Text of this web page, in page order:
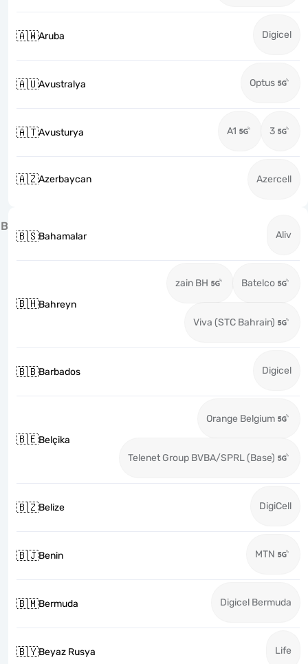
🇦🇼Aruba Digicel
🇦🇺Avustralya Optus
🇦🇹Avusturya A1 3
🇦🇿Azerbaycan Azercell
B
🇧🇸Bahamalar Aliv
🇧🇭Bahreyn
zain BH Batelco
Viva (STC Bahrain)
🇧🇧Barbados Digicel
🇧🇪Belçika
Orange Belgium
Telenet Group BVBA/SPRL (Base)
🇧🇿Belize DigiCell
🇧🇯Benin MTN
🇧🇲Bermuda Digicel Bermuda
🇧🇾Beyaz Rusya Life